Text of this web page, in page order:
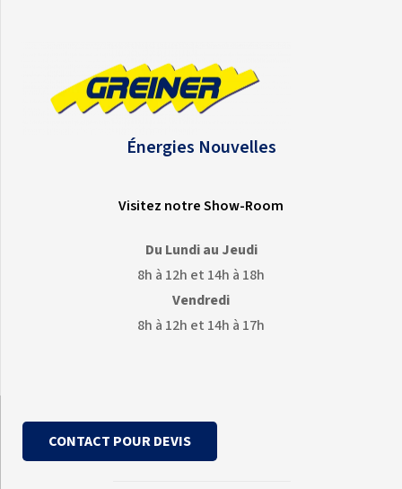
Énergies Nouvelles
Visitez notre Show-Room
Du Lundi au Jeudi
8h à 12h et 14h à 18h
Vendredi
8h à 12h et 14h à 17h
CONTACT POUR DEVIS